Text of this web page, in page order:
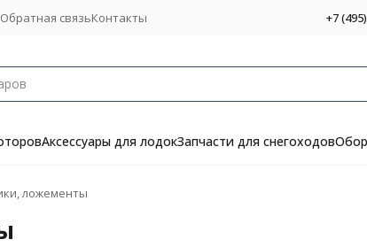
Обратная связьКонтакты +7
Аксессуары для лодокЗапчасти для снегоходов
ложементы